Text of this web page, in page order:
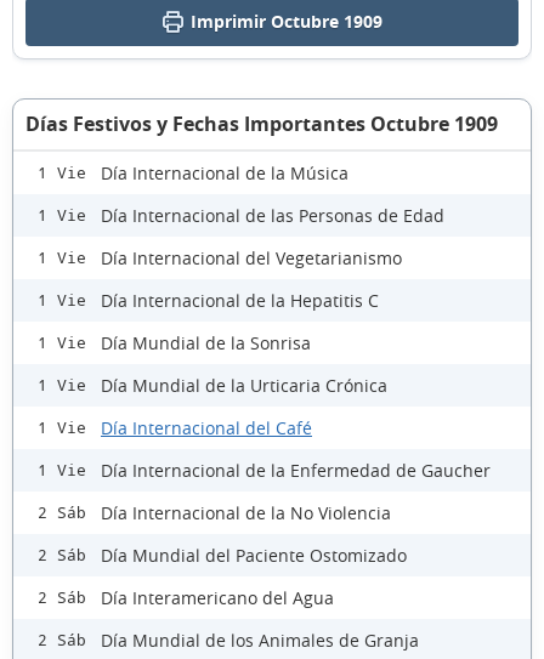
Imprimir Octubre 1909
Días Festivos y Fechas Importantes Octubre 1909
1 Vie Día Internacional de la Música
1 Vie Día Internacional de las Personas de Edad
1 Vie Día Internacional del Vegetarianismo
1 Vie Día Internacional de la Hepatitis C
1 Vie Día Mundial de la Sonrisa
1 Vie Día Mundial de la Urticaria Crónica
1 Vie Día Internacional del Café
1 Vie Día Internacional de la Enfermedad de Gaucher
2 Sáb Día Internacional de la No Violencia
2 Sáb Día Mundial del Paciente Ostomizado
2 Sáb Día Interamericano del Agua
2 Sáb Día Mundial de los Animales de Granja